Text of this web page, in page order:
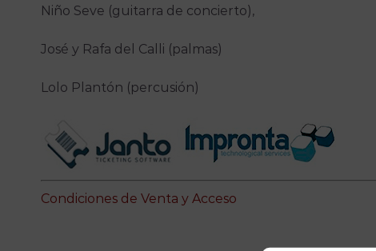
Niño Seve (guitarra de concierto),
José y Rafa del Calli (palmas)
Lolo Plantón (percusión)
Condiciones de Venta y Acceso